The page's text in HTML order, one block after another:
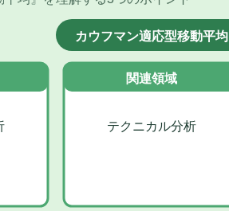
カウフマン適応型移動平均
関連領域
テクニカル分析